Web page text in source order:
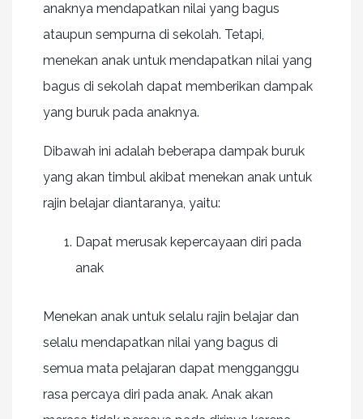
anaknya mendapatkan nilai yang bagus
ataupun sempurna di sekolah. Tetapi,
menekan anak untuk mendapatkan nilai yang
bagus di sekolah dapat memberikan dampak
yang buruk pada anaknya.
Dibawah ini adalah beberapa dampak buruk
yang akan timbul akibat menekan anak untuk
rajin belajar diantaranya, yaitu:
Dapat merusak kepercayaan diri pada
anak
Menekan anak untuk selalu rajin belajar dan
selalu mendapatkan nilai yang bagus di
semua mata pelajaran dapat mengganggu
rasa percaya diri pada anak. Anak akan